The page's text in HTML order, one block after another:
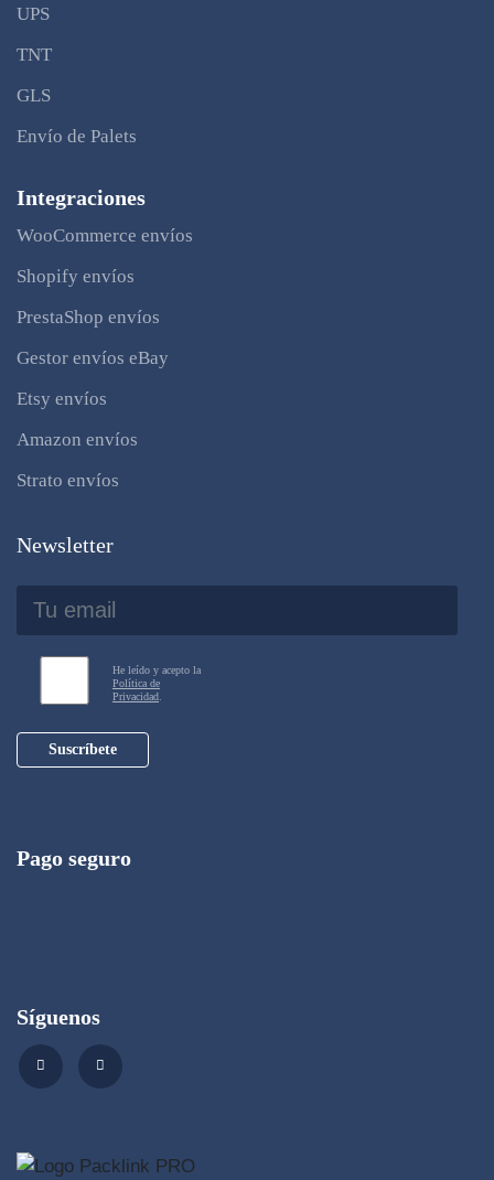
UPS
TNT
GLS
Envío de Palets
Integraciones
WooCommerce envíos
Shopify envíos
PrestaShop envíos
Gestor envíos eBay
Etsy envíos
Amazon envíos
Strato envíos
Newsletter
He leído y acepto la
Política de
Privacidad
Suscríbete
Síguenos
Pago seguro